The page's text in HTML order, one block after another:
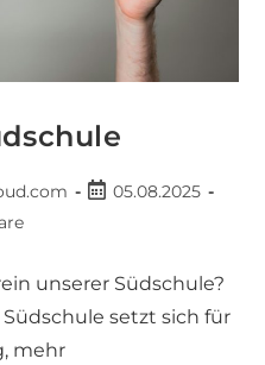
05.08.2025
unserer Südschule?
setzt sich für
mehr